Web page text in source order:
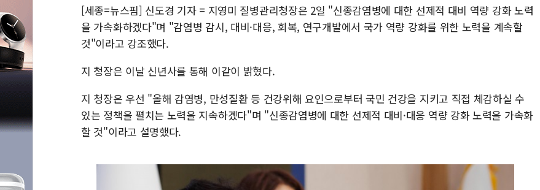
트럼프 "금리 내려야"…파월 때와 달리 워시엔 톤 낮춰
특정 정치인 측근 포항시 정책특보 내정설...포항시 '시끌'
[세종=뉴스핌] 신도경 기자 = 지영미 질병관리청장은 2일 "신종감염병에 대한 선제적 대비 역량 강화 노력
을 가속화하겠다"며 "감염병 감시, 대비·대응, 회복, 연구개발에서 국가 역량 강화를 위한 노력을 계속할
것"이라고 강조했다.
지 청장은 이날 신년사를 통해 이같이 밝혔다.
지 청장은 우선 "올해 감염병, 만성질환 등 건강위해 요인으로부터 국민 건강을 지키고 직접 체감하실 수
있는 정책을 펼치는 노력을 지속하겠다"며 "신종감염병에 대한 선제적 대비·대응 역량 강화 노력을 가속화
할 것"이라고 설명했다.